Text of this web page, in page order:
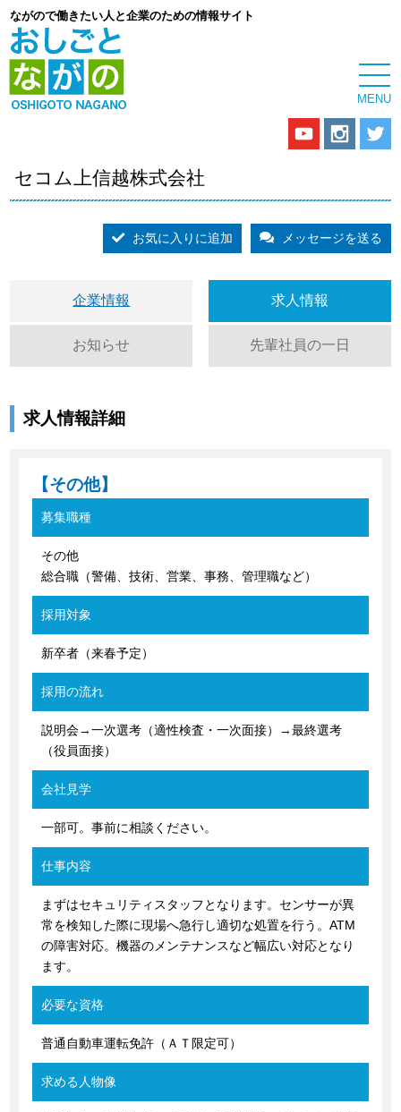
ながので働きたい人と企業のための情報サイト
セコム上信越株式会社
お気に入りに追加 メッセージを送る
企業情報 求人情報
お知らせ 先輩社員の一日
求人情報詳細
【その他】
募集職種
その他
総合職（警備、技術、営業、事務、管理職など）
採用対象
新卒者（来春予定）
採用の流れ
説明会→一次選考（適性検査・一次面接）→最終選考
（役員面接）
会社見学
一部可。事前に相談ください。
仕事内容
まずはセキュリティスタッフとなります。センサーが異
常を検知した際に現場へ急行し適切な処置を行う。ATM
の障害対応。機器のメンテナンスなど幅広い対応となり
ます。
必要な資格
普通自動車運転免許（ＡＴ限定可）
求める人物像